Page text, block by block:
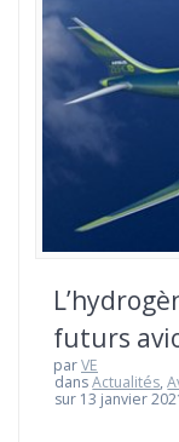
futurs
parVE
dansActualités,
sur 13 janvier